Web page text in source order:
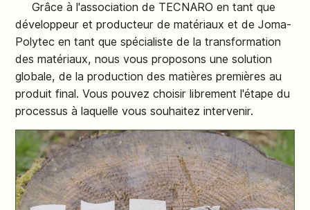
Grâce à l'association de TECNARO en tant que
développeur et producteur de matériaux et de Joma-
Polytec en tant que spécialiste de la transformation
des matériaux, nous vous proposons une solution
globale, de la production des matières premières au
produit final. Vous pouvez choisir librement l'étape du
processus à laquelle vous souhaitez intervenir.